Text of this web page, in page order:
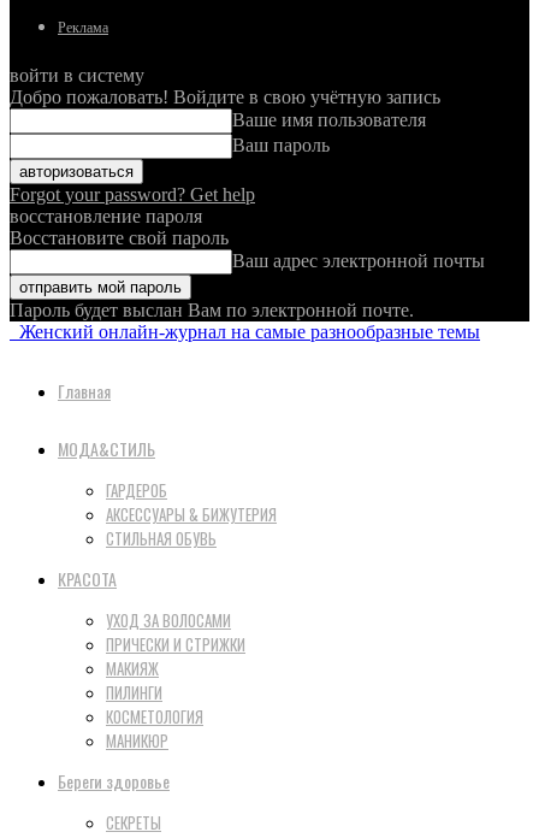
Реклама
войти в систему
Добро пожаловать! Войдите в свою учётную запись
Ваше имя пользователя
Ваш пароль
Forgot your password? Get help
восстановление пароля
Восстановите свой пароль
Ваш адрес электронной почты
Пароль будет выслан Вам по электронной почте.
Женский онлайн-журнал на самые разнообразные темы
Главная
МОДА&СТИЛЬ
ГАРДЕРОБ
АКСЕССУАРЫ & БИЖУТЕРИЯ
СТИЛЬНАЯ ОБУВЬ
КРАСОТА
УХОД ЗА ВОЛОСАМИ
ПРИЧЕСКИ И СТРИЖКИ
МАКИЯЖ
ПИЛИНГИ
КОСМЕТОЛОГИЯ
МАНИКЮР
Береги здоровье
СЕКРЕТЫ